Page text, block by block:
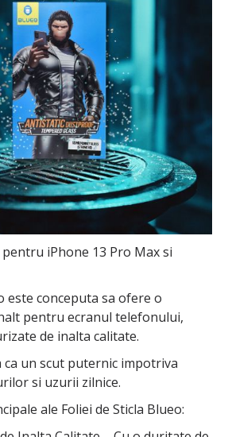
iPhone 13 Pro Max si
este conceputa sa ofere o
pentru ecranul telefonului,
de inalta calitate.
ca un scut puternic impotriva
si uzurii zilnice.
ale Foliei de Sticla Blueo: